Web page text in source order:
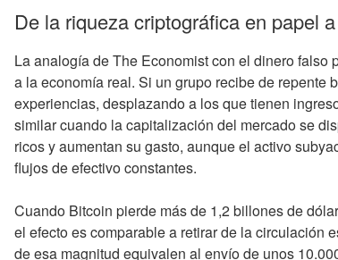
De la riqueza criptográfica en papel
La analogía de The Economist con el dinero
a la economía real. Si un grupo recibe de repente
experiencias, desplazando a los que tienen
similar cuando la capitalización del mercado se
ricos y aumentan su gasto, aunque el activo
flujos de efectivo constantes.
Cuando Bitcoin pierde más de 1,2 billones de
el efecto es comparable a retirar de la circulación
de esa magnitud equivalen al envío de unos